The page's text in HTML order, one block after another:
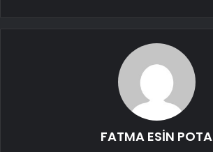
FATMA ESİN POTA